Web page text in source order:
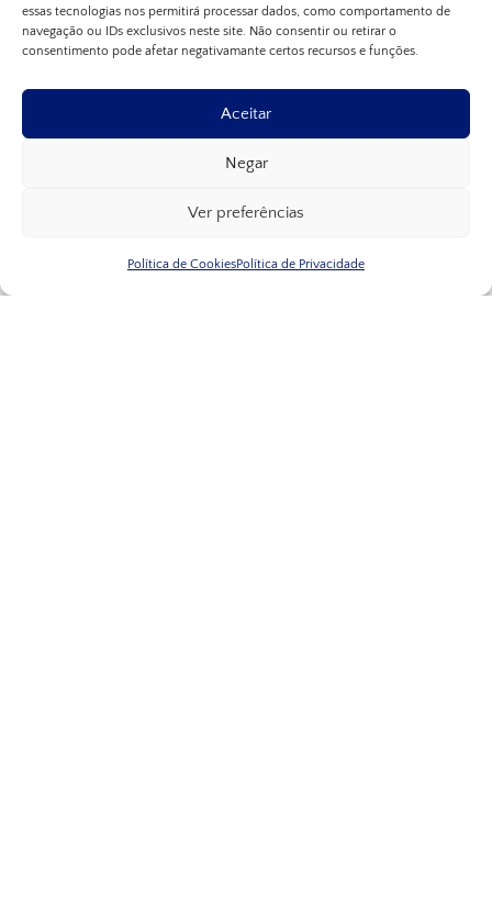
essas tecnologias nos permitirá processar dados, como comportamento de
navegação ou IDs exclusivos neste site. Não consentir ou retirar o
consentimento pode afetar negativamante certos recursos e funções.
Aceitar
Negar
Ver preferências
Política de CookiesPolítica de Privacidade